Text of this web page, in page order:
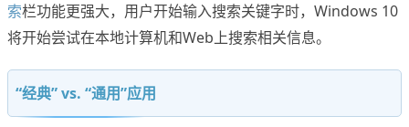
索栏功能更强大，用户开始输入搜索关键字时，Windows 10
将开始尝试在本地计算机和Web上搜索相关信息。
“经典” vs. “通用”应用